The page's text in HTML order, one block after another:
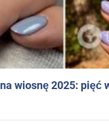
wiosnę 2025: pięć